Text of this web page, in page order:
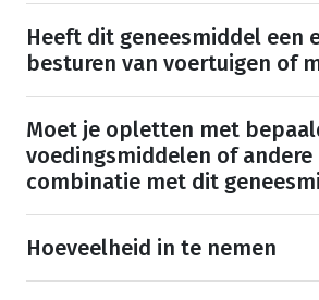
Heeft dit geneesmiddel een
besturen van voertuigen of
Moet je opletten met
voedingsmiddelen of
combinatie met dit
Hoeveelheid in te nemen